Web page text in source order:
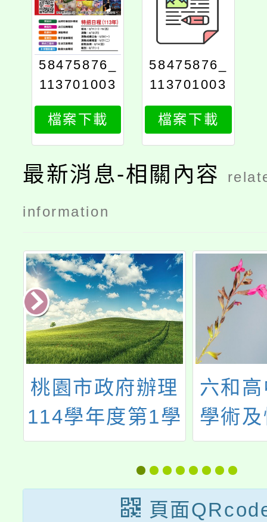
58475876_
113701003
00a0c_attc
h2
檔案下載
58475876_
113701003
00a0c_prin
t
檔案下載
最新消息-相關內容
information
桃園市政府辦理
114學年度第1學
期「桃園國際城
教育科技遊」跨
域選修課程，歡
六和
學術
活動」
頁面